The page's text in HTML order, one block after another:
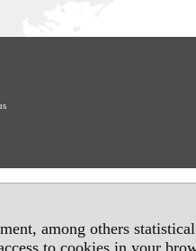
among others
to cookies in your